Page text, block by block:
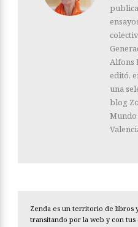
Alfons
editó,
una
blog
Mundo
Zenda es un territorio de libros
transitando por la web y con